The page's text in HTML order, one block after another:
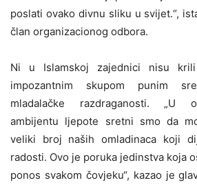
poslati ovako divnu sliku u svijet.“,
član organizacionog odbora.
Ni u Islamskoj zajednici nisu
impozantnim skupom punim
mladalačke razdraganosti. „U
ambijentu ljepote sretni smo da
veliki broj naših omladinaca koji
radosti. Ovo je poruka jedinstva koja
ponos svakom čovjeku“, kazao je